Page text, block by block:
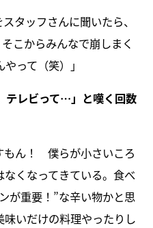
タッフさんに聞いたら、
こからみんなで崩しまく
って（笑）」
レビって…」と嘆く回数
もん！ 僕らが小さいころ
くなってきている。食べ
が重要！”な辛い物かと思
いだけの料理やったりし